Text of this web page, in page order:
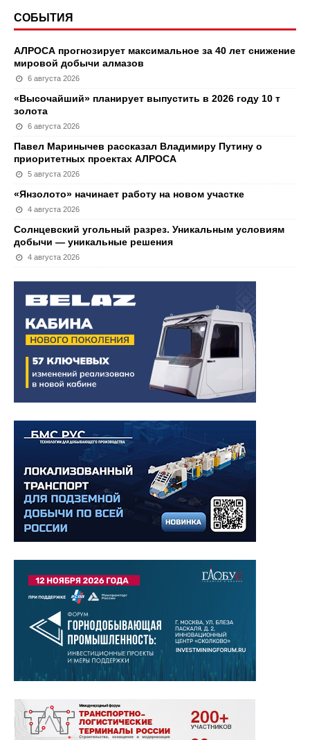
СОБЫТИЯ
АЛРОСА прогнозирует максимальное за 40 лет снижение
мировой добычи алмазов
6 августа 2026
«Высочайший» планирует выпустить в 2026 году 10 т
золота
6 августа 2026
Павел Маринычев рассказал Владимиру Путину о
приоритетных проектах АЛРОСА
5 августа 2026
«Янзолото» начинает работу на новом участке
4 августа 2026
Солнцевский угольный разрез. Уникальным условиям
добычи — уникальные решения
4 августа 2026